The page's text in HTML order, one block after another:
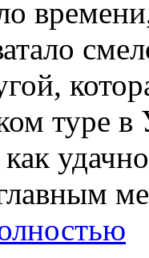
туре